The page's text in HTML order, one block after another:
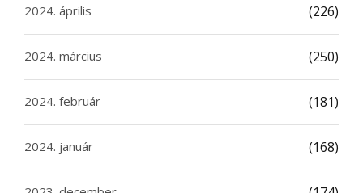
2024. április (226)
2024. március (250)
2024. február (181)
2024. január (168)